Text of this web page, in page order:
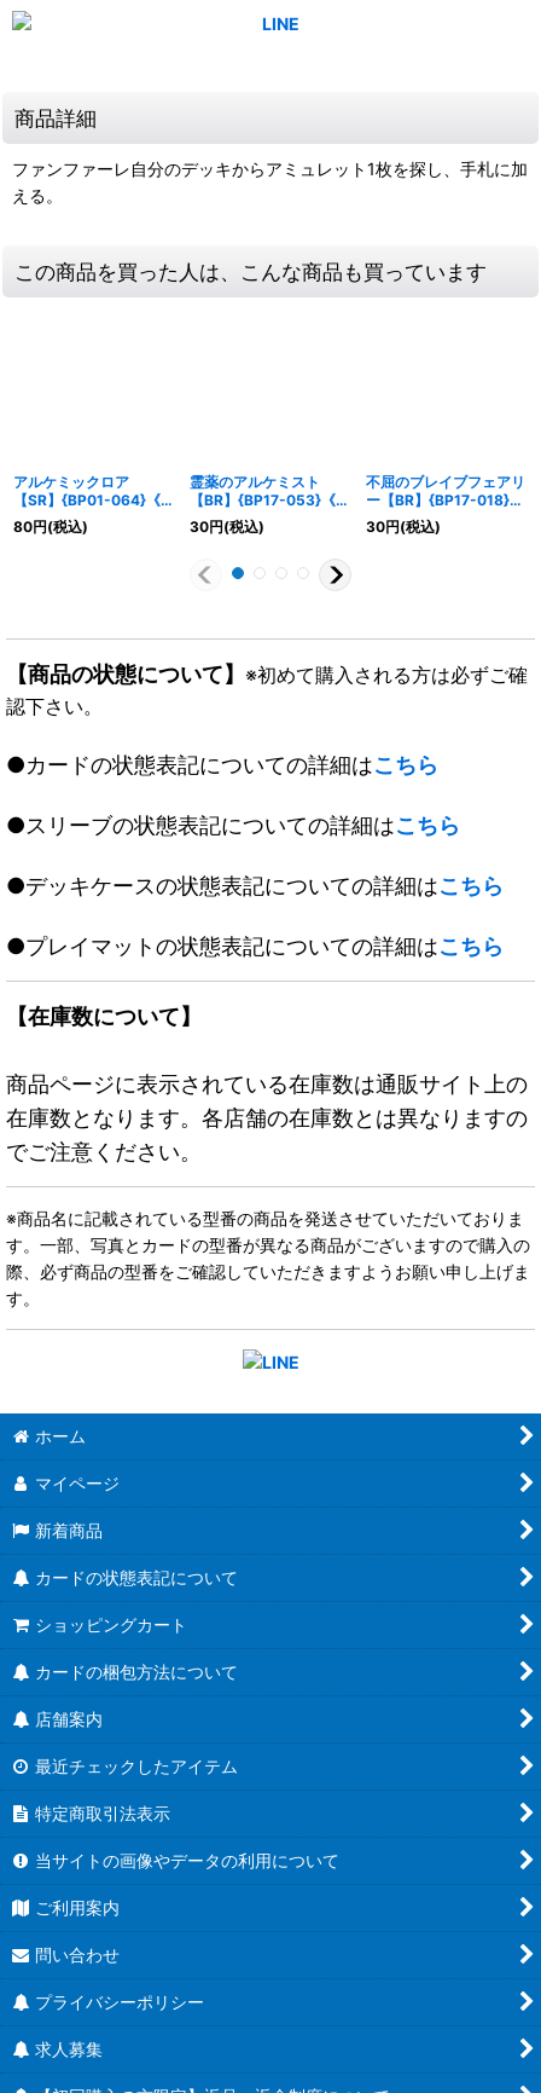
商品詳細
ファンファーレ自分のデッキからアミュレット1枚を探し、手札に加
える。
この商品を買った人は、こんな商品も買っています
アルケミックロア
【SR】{BP01-064}《ウ
ィッチ》
80円(税込)
霊薬のアルケミスト
【BR】{BP17-053}《ウ
ィッチ》
30円(税込)
不屈のブレイブフェアリ
ー【BR】{BP17-018}
《エルフ》
30円(税込)
【商品の状態について】 ※初めて購入される方は必ずご確
認下さい。
●カードの状態表記についての詳細はこちら
●スリーブの状態表記についての詳細はこちら
●デッキケースの状態表記についての詳細はこちら
●プレイマットの状態表記についての詳細はこちら
【在庫数について】
商品ページに表示されている在庫数は通販サイト上の
在庫数となります。各店舗の在庫数とは異なりますの
でご注意ください。
※商品名に記載されている型番の商品を発送させていただいておりま
す。一部、写真とカードの型番が異なる商品がございますので購入の
際、必ず商品の型番をご確認していただきますようお願い申し上げま
す。
ホーム
マイページ
新着商品
カードの状態表記について
ショッピングカート
カードの梱包方法について
店舗案内
最近チェックしたアイテム
特定商取引法表示
当サイトの画像やデータの利用について
ご利用案内
問い合わせ
プライバシーポリシー
求人募集